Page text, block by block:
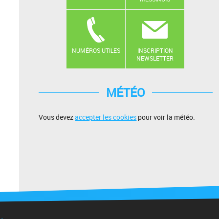
NUMÉROS UTILES
INSCRIPTION
NEWSLETTER
MÉTÉO
Vous devezaccepter les cookies pour voir la météo.